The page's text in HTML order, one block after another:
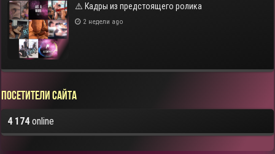
⚠️ Кадры из предстоящего ролика
2 недели ago
Посетители сайта
4 174online